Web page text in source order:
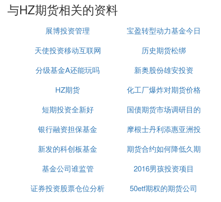
A/R at the rate of 以……比例
a/r all risks （保险)全险
Arr. arrivals, arrived 到货、到船
A/S, a/s after sight 见票即付
ass. assessment 估征、征税
ATC average total cost 平均总成本
ATM at the money 仅付成本钱
ATM Automatic Teller Machine 自动取款机（柜员机)
ATS automated trade system 自动交易系统
Attn. attention 注意
Atty. attorney 代理人
与HZ期货相关的资料
展博投资管理
宝盈转型动力基金今日
净值查询
天使投资移动互联网
历史期货松绑
分级基金A还能玩吗
新奥股份雄安投资
HZ期货
化工厂爆炸对期货价格
的影响
短期投资全新好
国债期货市场调研目的
银行融资担保基金
摩根士丹利添惠亚洲投
资有限公司
新发的科创板基金
期货合约如何降低久期
基金公司谁监管
2016男孩投资项目
证券投资股票仓位分析
50etf期权的期货公司